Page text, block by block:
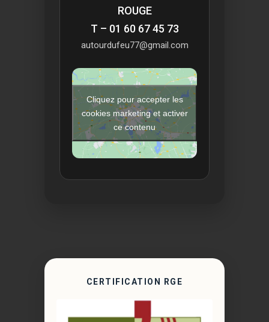
ROUGE
T – 01 60 67 45 73
autourdufeu77@gmail.com
Cliquez pour accepter les
cookies marketing et activer
ce contenu
CERTIFICATION RGE